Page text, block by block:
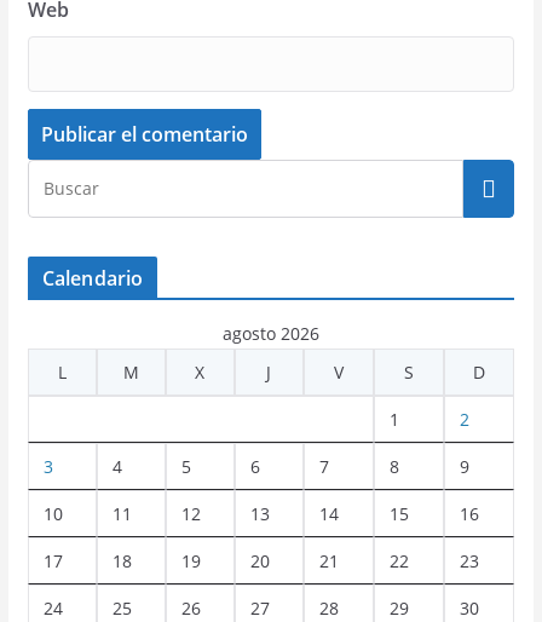
Web
Calendario
agosto 2026
L
M X J V S D
1 2
3 4 5 6 7 8 9
10 11 12 13 14 15 16
17 18 19 20 21 22 23
24 25 26 27 28 29 30